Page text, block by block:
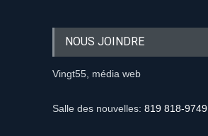
NOUS JOINDRE
Vingt55, média web
Salle des nouvelles: 819 818-9749